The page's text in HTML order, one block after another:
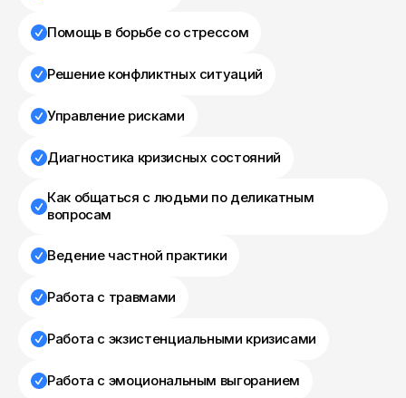
Помощь в борьбе со стрессом
Решение конфликтных ситуаций
Управление рисками
Диагностика кризисных состояний
Как общаться с людьми по деликатным
вопросам
Ведение частной практики
Работа с травмами
Работа с экзистенциальными кризисами
Работа с эмоциональным выгоранием